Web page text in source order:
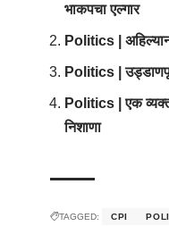
भाकपचा एल्गार
Politics |
Politics |
Politics | एक व्यक्ती
निशाणा
TAGGED: CPI